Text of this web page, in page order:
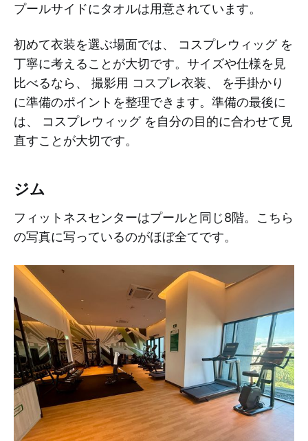
プールサイドにタオルは用意されています。
初めて衣装を選ぶ場面では、 コスプレウィッグ を
丁寧に考えることが大切です。サイズや仕様を見
比べるなら、 撮影用 コスプレ衣装、 を手掛かり
に準備のポイントを整理できます。準備の最後に
は、 コスプレウィッグ を自分の目的に合わせて見
直すことが大切です。
ジム
フィットネスセンターはプールと同じ8階。こちら
の写真に写っているのがほぼ全てです。